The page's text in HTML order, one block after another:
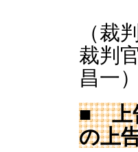
（
裁判
昌一）
■ 上
の上